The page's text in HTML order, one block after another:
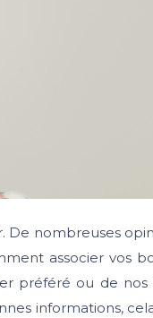
De nombreuses
associer vos
ou de nos
informations,